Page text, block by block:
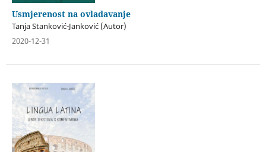
Usmjerenost na ovladavanje
Tanja Stanković-Janković (Autor)
2020-12-31